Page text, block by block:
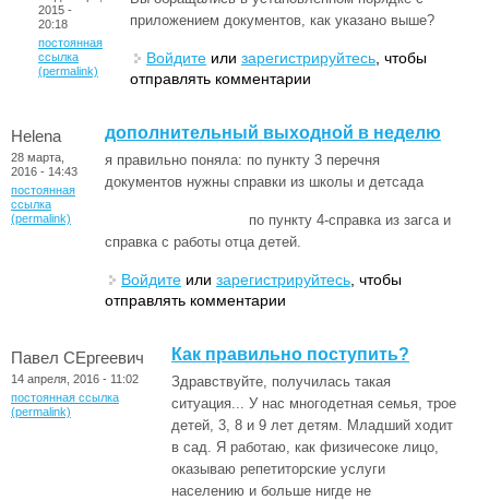
2015 -
20:18
постоянная
ссылка
(permalink)
приложением документов, как указано выше?
Войдите или зарегистрируйтесь , чтобы
отправлять комментарии
Helena
28 марта,
2016 - 14:43
постоянная
ссылка
(permalink)
дополнительный выходной в неделю
я правильно поняла: по пункту 3 перечня
документов нужны справки из школы и детсада
по пункту 4-справка из загса и
справка с работы отца детей.
Войдите или зарегистрируйтесь , чтобы
отправлять комментарии
Павел СЕргеевич
14 апреля, 2016 - 11:02
постоянная ссылка
(permalink)
Как правильно поступить?
Здравствуйте, получилась такая
ситуация... У нас многодетная семья, трое
детей, 3, 8 и 9 лет детям. Младший ходит
в сад. Я работаю, как физичесоке лицо,
оказываю репетиторские услуги
населению и больше нигде не